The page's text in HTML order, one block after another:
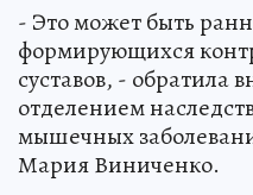
- Это может быть
формирующихся
суставов, - обратила
отделением
мышечных
Мария Виниченко.